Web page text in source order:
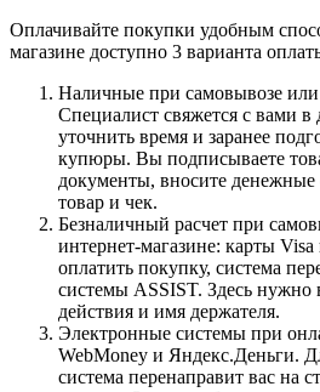
Оплачивайте покупки удобным
магазине доступно 3 варианта
Наличные при самовывозе или
Специалист свяжется с вами в
уточнить время и заранее
купюры. Вы подписываете
документы, вносите денежные
товар и чек.
Безналичный расчет при
интернет-магазине: карты
оплатить покупку, система
системы ASSIST. Здесь нужно
действия и имя держателя.
Электронные системы при
WebMoney и Яндекс.Деньги.
система перенаправит вас на